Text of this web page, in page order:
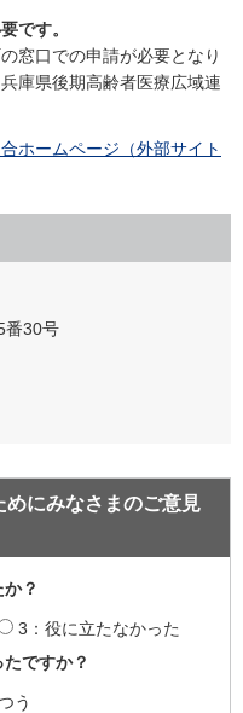
です。
窓口での申請が必要となり
庫県後期高齢者医療広域連
ホームページ（外部サイト
番30号
めにみなさまのご意見
？
3：役に立たなかった
ですか？
う